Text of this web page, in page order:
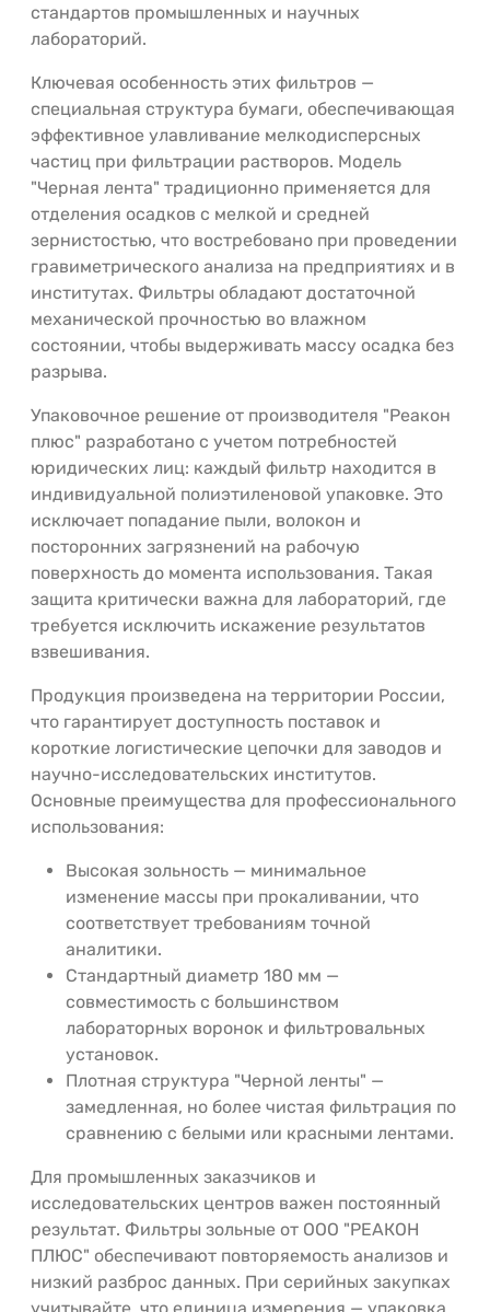
стандартов промышленных и научных
лабораторий.
Ключевая особенность этих фильтров —
специальная структура бумаги, обеспечивающая
эффективное улавливание мелкодисперсных
частиц при фильтрации растворов. Модель
"Черная лента" традиционно применяется для
отделения осадков с мелкой и средней
зернистостью, что востребовано при проведении
гравиметрического анализа на предприятиях и в
институтах. Фильтры обладают достаточной
механической прочностью во влажном
состоянии, чтобы выдерживать массу осадка без
разрыва.
Упаковочное решение от производителя "Реакон
плюс" разработано с учетом потребностей
юридических лиц: каждый фильтр находится в
индивидуальной полиэтиленовой упаковке. Это
исключает попадание пыли, волокон и
посторонних загрязнений на рабочую
поверхность до момента использования. Такая
защита критически важна для лабораторий, где
требуется исключить искажение результатов
взвешивания.
Продукция произведена на территории России,
что гарантирует доступность поставок и
короткие логистические цепочки для заводов и
научно-исследовательских институтов.
Основные преимущества для профессионального
использования:
Высокая зольность — минимальное
изменение массы при прокаливании, что
соответствует требованиям точной
аналитики.
Стандартный диаметр 180 мм —
совместимость с большинством
лабораторных воронок и фильтровальных
установок.
Плотная структура "Черной ленты" —
замедленная, но более чистая фильтрация по
сравнению с белыми или красными лентами.
Для промышленных заказчиков и
исследовательских центров важен постоянный
результат. Фильтры зольные от ООО "РЕАКОН
ПЛЮС" обеспечивают повторяемость анализов и
низкий разброс данных. При серийных закупках
учитывайте, что единица измерения — упаковка